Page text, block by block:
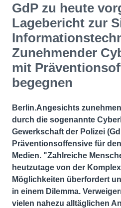
GdP zu heute
Lagebericht zur
Zunehmender
mit
begegnen
Berlin.Angesichts
durch die sogenannte
Gewerkschaft der Polizei
Präventionsoffensive für
Medien. "Zahlreiche
heutzutage von der
Möglichkeiten überfordert
in einem Dilemma.
vielen nahezu alltäglichen